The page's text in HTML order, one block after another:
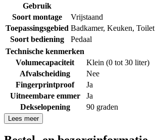
Gebruik
Soort montage
Vrijstaand
Toepassingsgebied Badkamer, Keuken, Toilet
Soort bediening
Pedaal
Technische kenmerken
Volumecapaciteit
Klein (0 tot 30 liter)
Afvalscheiding
Nee
Fingerprintproof
Ja
Uitneembare emmer
Ja
Dekselopening
90 graden
Lees meer